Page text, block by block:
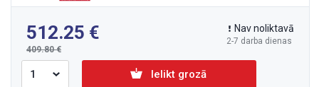
512.25
409.80
2-7 darba dienas
Nav noliktavā
Ielikt grozā